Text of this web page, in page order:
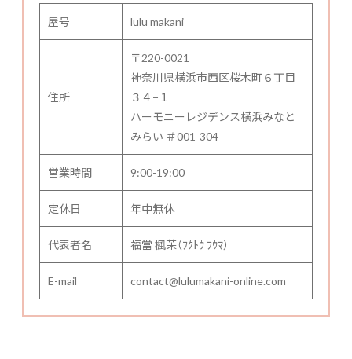
屋号 lulu makani
住所
〒220-0021
神奈川県横浜市西区桜木町６丁目
３４−１
ハーモニーレジデンス横浜みなと
みらい ＃001-304
営業時間 9:00-19:00
定休日 年中無休
代表者名 福當 楓茉（ﾌｸﾄｳ ﾌｳﾏ）
E-mail contact@lulumakani-online.com